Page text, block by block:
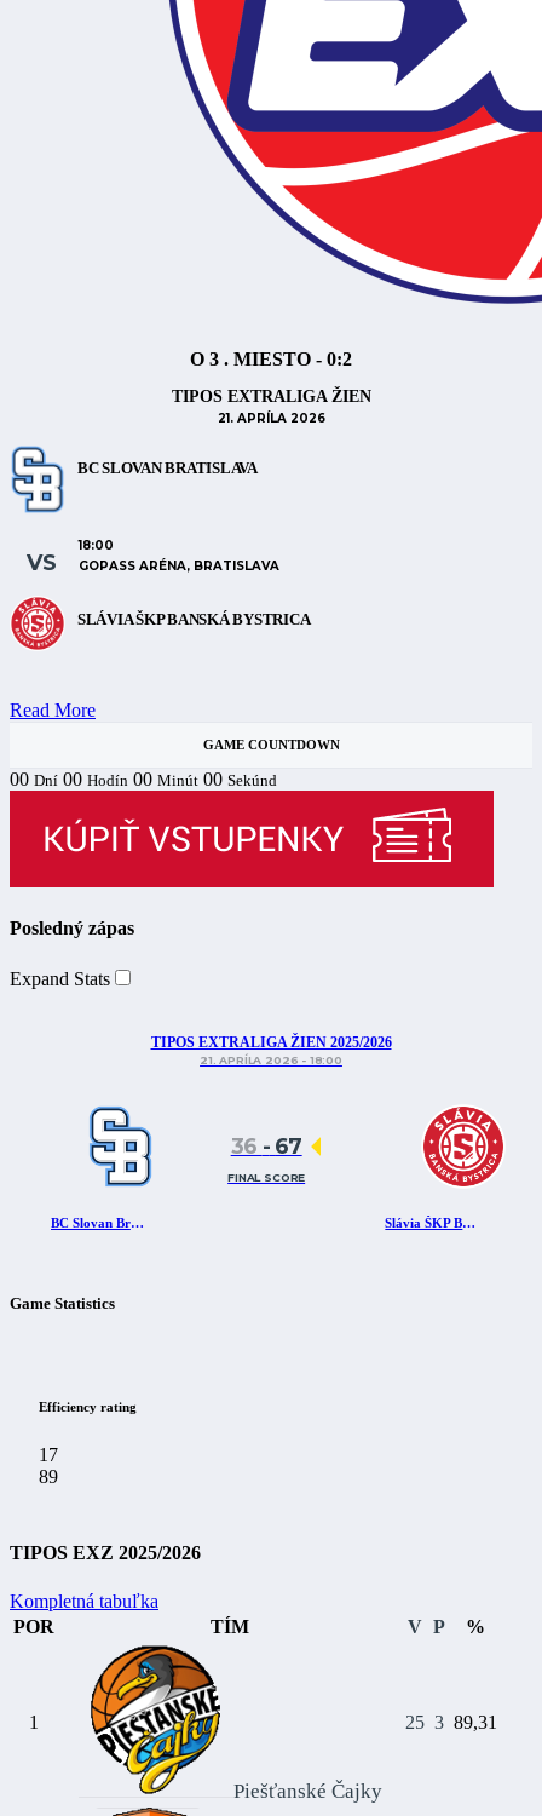
O 3 . MIESTO - 0:2
TIPOS EXTRALIGA ŽIEN
21. APRÍLA 2026
BC SLOVAN BRATISLAVA
SLÁVIA ŠKP BANSKÁ BYSTRICA
VS
18:00
GOPASS ARÉNA, BRATISLAVA
Read More
GAME COUNTDOWN
00 Dní 00 Hodín 00 Minút 00 Sekúnd
Posledný zápas
Expand Stats
TIPOS EXTRALIGA ŽIEN 2025/2026
21. APRÍLA 2026 - 18:00
BC Slovan Bratislava Slávia ŠKP Banská Bystrica
36 - 67
FINAL SCORE
Game Statistics
Efficiency rating
17
89
18
TIPOS EXZ 2025/2026
Kompletná tabuľka
POR
TÍM V P %
1
Piešťanské Čajky
25 3 89,31